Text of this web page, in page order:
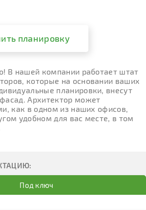
планировку
В нашей компании работает штат
которые на основании ваших
планировки, внесут
Архитектор может
как в одном из наших офисов,
удобном для вас месте, в том
Под ключ